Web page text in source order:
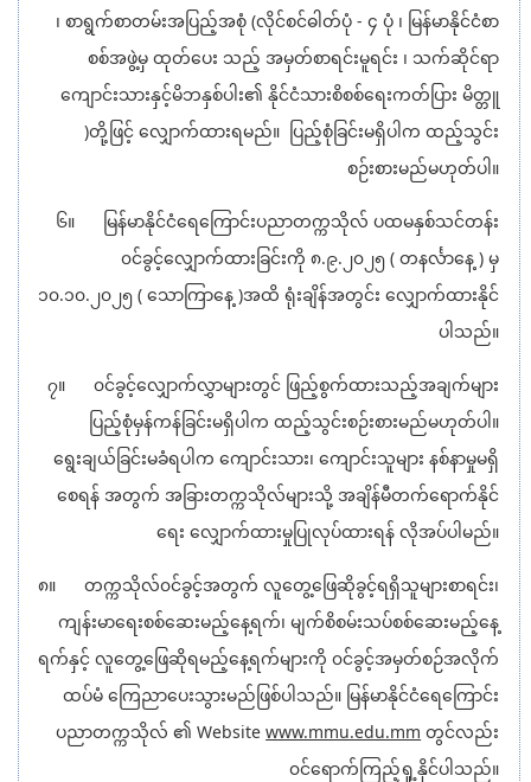
၊ စာရွက်စာတမ်းအပြည့်အစုံ (လိုင်စင်ဓါတ်ပုံ - ၄ ပုံ ၊ မြန်မာနိုင်ငံစာ
စစ်အဖွဲ့မှ ထုတ်ပေး သည့် အမှတ်စာရင်းမူရင်း ၊ သက်ဆိုင်ရာ
ကျောင်းသားနှင့်မိဘနှစ်ပါး၏ နိုင်ငံသားစိစစ်ရေးကတ်ပြား မိတ္တူ
)တို့ဖြင့် လျှောက်ထားရမည်။ ပြည့်စုံခြင်းမရှိပါက ထည့်သွင်း
စဉ်းစားမည်မဟုတ်ပါ။
၆။ မြန်မာနိုင်ငံရေကြောင်းပညာတက္ကသိုလ် ပထမနှစ်သင်တန်း
၀င်ခွင့်လျှောက်ထားခြင်းကို ၈.၉.၂၀၂၅ ( တနင်္လာနေ့ ) မှ
၁၀.၁၀.၂၀၂၅ ( သောကြာနေ့ )အထိ ရုံးချိန်အတွင်း လျှောက်ထားနိုင်
ပါသည်။
၇။ ၀င်ခွင့်လျှောက်လွှာများတွင် ဖြည့်စွက်ထားသည့်အချက်များ
ပြည့်စုံမှန်ကန်ခြင်းမရှိပါက ထည့်သွင်းစဉ်းစားမည်မဟုတ်ပါ။
ရွေးချယ်ခြင်းမခံရပါက ကျောင်းသား၊ ကျောင်းသူများ နစ်နာမှုမရှိ
စေရန် အတွက် အခြားတက္ကသိုလ်များသို့ အချိန်မီတက်ရောက်နိုင်
ရေး လျှောက်ထားမှုပြုလုပ်ထားရန် လိုအပ်ပါမည်။
၈။ တက္ကသိုလ်၀င်ခွင့်အတွက် လူတွေ့ဖြေဆိုခွင့်ရရှိသူများစာရင်း၊
ကျန်းမာရေးစစ်ဆေးမည့်နေ့ရက်၊ မျက်စိစမ်းသပ်စစ်ဆေးမည့်နေ့
ရက်နှင့် လူတွေ့ဖြေဆိုရမည့်နေ့ရက်များကို ၀င်ခွင့်အမှတ်စဉ်အလိုက်
ထပ်မံ ကြေညာပေးသွားမည်ဖြစ်ပါသည်။ မြန်မာနိုင်ငံရေကြောင်း
ပညာတက္ကသိုလ် ၏ Websitewww.mmu.edu.mm တွင်လည်း
၀င်ရောက်ကြည့်ရှု့နိုင်ပါသည်။